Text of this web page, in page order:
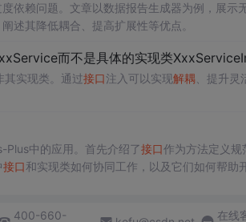
依赖问题。文章以数据报告生成器为例，展示
述其降低耦合、提高扩展性等优点。
而不是具体的实现类
其实现类。通过接口注入可以实现解耦、提升灵
中的应用。首先介绍了接口作为方法定义规
接口和实现类如何协同工作，以及它们如何帮助
400-660-
在线